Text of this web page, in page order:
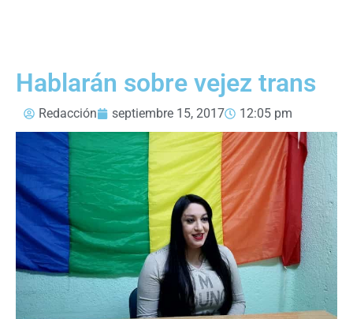
Hablarán sobre vejez trans
Redacción septiembre 15, 2017 12:05 pm